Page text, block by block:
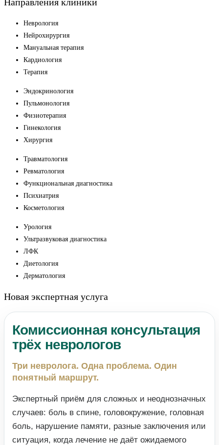
Неврология
Нейрохирургия
Мануальная терапия
Кардиология
Терапия
Эндокринология
Пульмонология
Физиотерапия
Гинекология
Хирургия
Травматология
Ревматология
Функциональная диагностика
Психиатрия
Косметология
Урология
Ультразвуковая диагностика
ЛФК
Диетология
Дерматология
Новая экспертная услуга
Комиссионная консультация
трёх неврологов
Три невролога. Одна проблема. Один
понятный маршрут.
Экспертный приём для сложных и неоднозначных
случаев: боль в спине, головокружение, головная
боль, нарушение памяти, разные заключения или
ситуация, когда лечение не даёт ожидаемого